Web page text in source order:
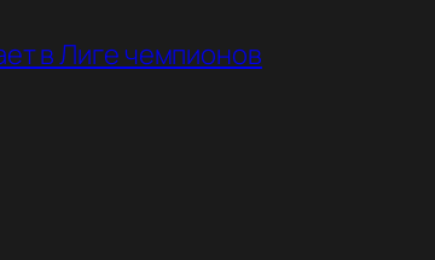
в Лиге чемпионов